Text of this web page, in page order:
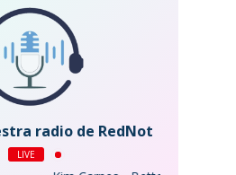
radio de RedNot
LIVE